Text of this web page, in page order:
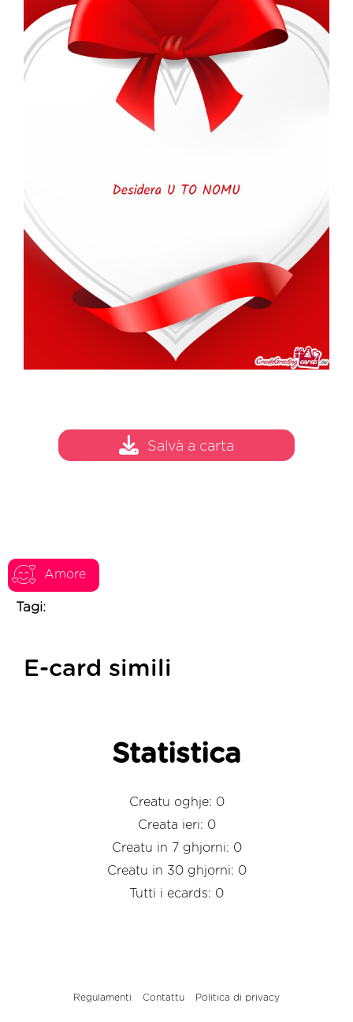
Amore
Tagi:
Salvà a carta
E-card simili
Statistica
Creatu oghje: 0
Creata ieri: 0
Creatu in 7 ghjorni: 0
Creatu in 30 ghjorni: 0
Tutti i ecards: 0
Regulamenti Contattu Politica di privacy